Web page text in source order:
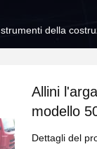
della
Allini
modello
la
Dettagli del